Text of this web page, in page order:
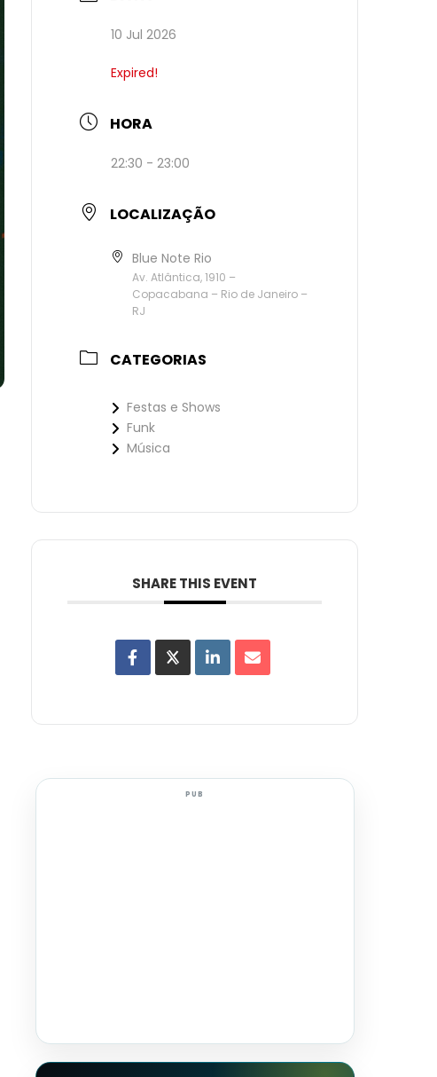
10 Jul 2026
Expired!
HORA
22:30 - 23:00
LOCALIZAÇÃO
Blue Note Rio
Av. Atlântica, 1910 –
Copacabana – Rio de Janeiro –
RJ
CATEGORIAS
Festas e Shows
Funk
Música
SHARE THIS EVENT
PUB